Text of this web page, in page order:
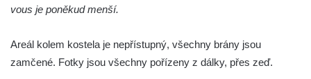
Socha Housenka v ZOO Hluboká
Socha Rosomák v ZOO Hluboká
Socha Beruška v ZOO Hluboká
vous je poněkud menší.
Areál kolem kostela je nepřístupný, všechny brány jsou
zamčené. Fotky jsou všechny pořízeny z dálky, přes zeď.